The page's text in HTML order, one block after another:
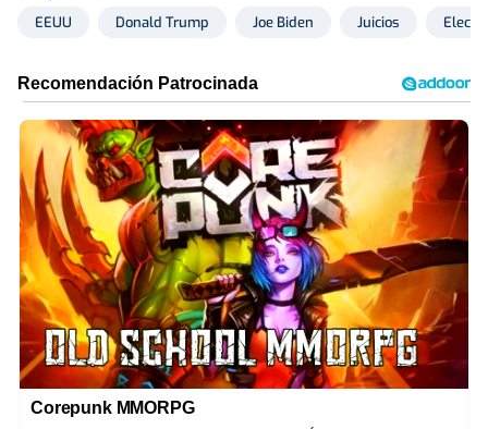
EEUU Donald Trump Joe Biden Juicios
Corepunk MMORPG